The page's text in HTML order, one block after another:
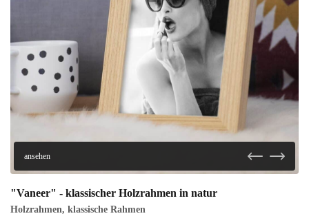
ansehen
"Vaneer" - klassischer Holzrahmen in natur
Holzrahmen, klassische Rahmen